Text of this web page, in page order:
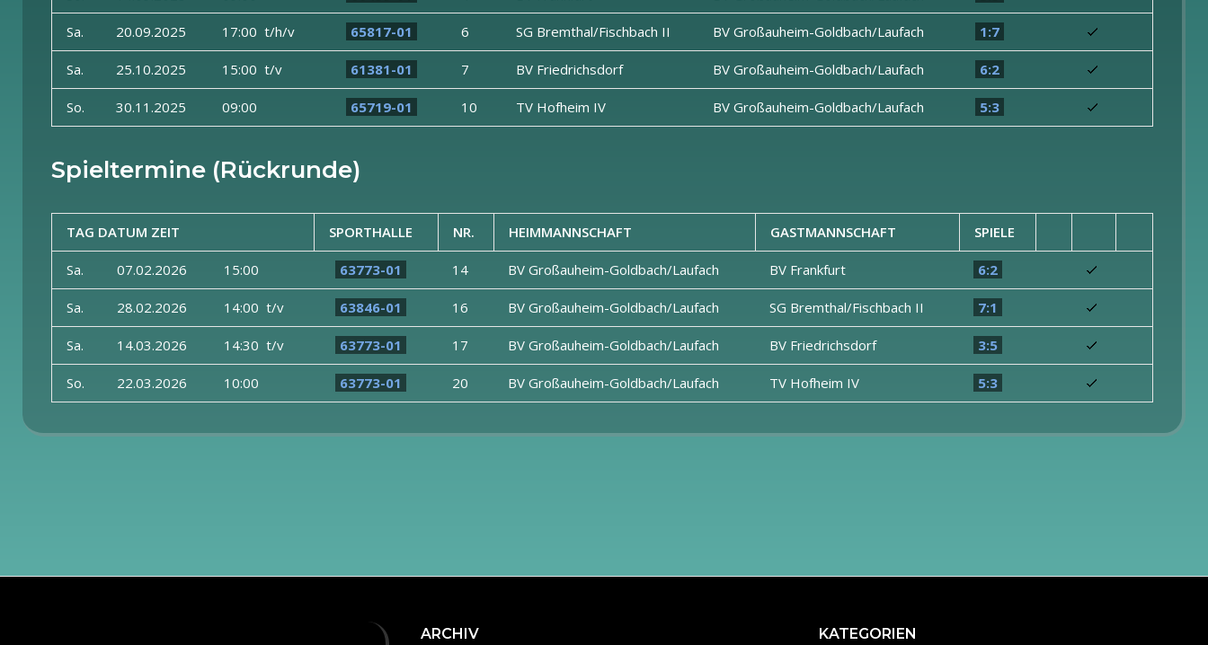
Sa. 20.09.2025 17:00 t/h/v 65817-01 6 SG Bremthal/Fischbach II BV Großauheim-Goldbach/Laufach 1:7
Sa. 25.10.2025 15:00 t/v 61381-01 7 BV Friedrichsdorf BV Großauheim-Goldbach/Laufach 6:2
So. 30.11.2025 09:00 65719-01 10 TV Hofheim IV BV Großauheim-Goldbach/Laufach 5:3
Spieltermine (Rückrunde)
TAG DATUM ZEIT SPORTHALLE NR. HEIMMANNSCHAFT GASTMANNSCHAFT SPIELE
Sa. 07.02.2026 15:00 63773-01 14 BV Großauheim-Goldbach/Laufach BV Frankfurt 6:2
Sa. 28.02.2026 14:00 t/v 63846-01 16 BV Großauheim-Goldbach/Laufach SG Bremthal/Fischbach II 7:1
Sa. 14.03.2026 14:30 t/v 63773-01 17 BV Großauheim-Goldbach/Laufach BV Friedrichsdorf 3:5
So. 22.03.2026 10:00 63773-01 20 BV Großauheim-Goldbach/Laufach TV Hofheim IV 5:3
ARCHIVArchiv KATEGORIEN